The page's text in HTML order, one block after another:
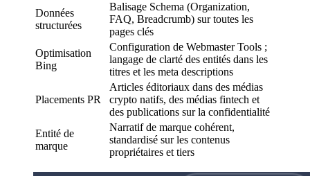
Données
structurées
Balisage Schema (Organization,
FAQ, Breadcrumb) sur toutes les
pages clés
Optimisation
Bing
Configuration de Webmaster Tools ;
langage de clarté des entités dans les
titres et les meta descriptions
Placements PR
Articles éditoriaux dans des médias
crypto natifs, des médias fintech et
des publications sur la confidentialité
Entité de
marque
Narratif de marque cohérent,
standardisé sur les contenus
propriétaires et tiers